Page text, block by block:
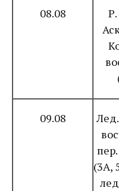
08.08
09.08
(3А,